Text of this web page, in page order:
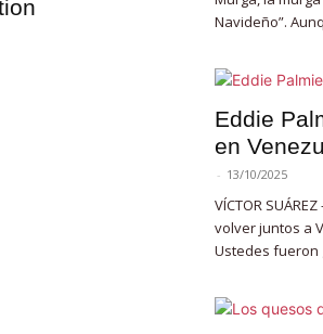
Navideño”.
Eddie
en
- 13/10/2025
VÍCTOR
volver juntos a
Ustedes fueron